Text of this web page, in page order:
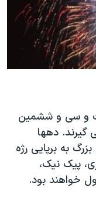
و سی و ششمین
گیرند. دهها
به برپایی رژه
پیک نیک،
خواهند بود.